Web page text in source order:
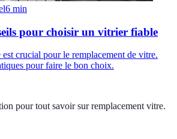
6 min
pour choisir un vitrier fiable
crucial pour le remplacement de vitre.
pour faire le bon choix.
pour tout savoir sur remplacement vitre.